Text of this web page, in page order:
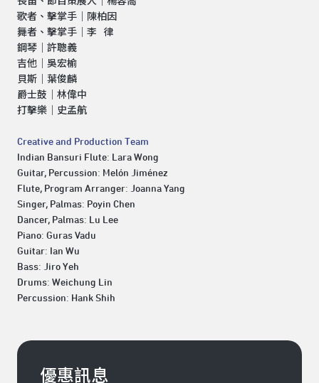
歌者、擊掌手｜陳柏因
舞者、擊掌手｜李 律
鋼琴｜許聰義
吉他｜吳宏榆
貝斯｜葉俊麟
爵士鼓｜林偉中
打擊樂｜史孟航
Creative and Production Team
Indian Bansuri Flute: Lara Wong
Guitar, Percussion: Melón Jiménez
Flute, Program Arranger: Joanna Yang
Singer, Palmas: Poyin Chen
Dancer, Palmas: Lu Lee
Piano: Guras Vadu
Guitar: Ian Wu
Bass: Jiro Yeh
Drums: Weichung Lin
Percussion: Hank Shih
優惠訊息